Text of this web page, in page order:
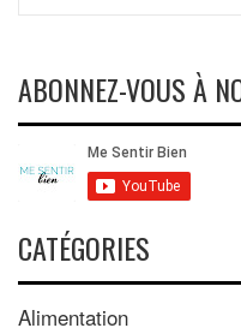
ABONNEZ-VOUS À
CATÉGORIES
Alimentation